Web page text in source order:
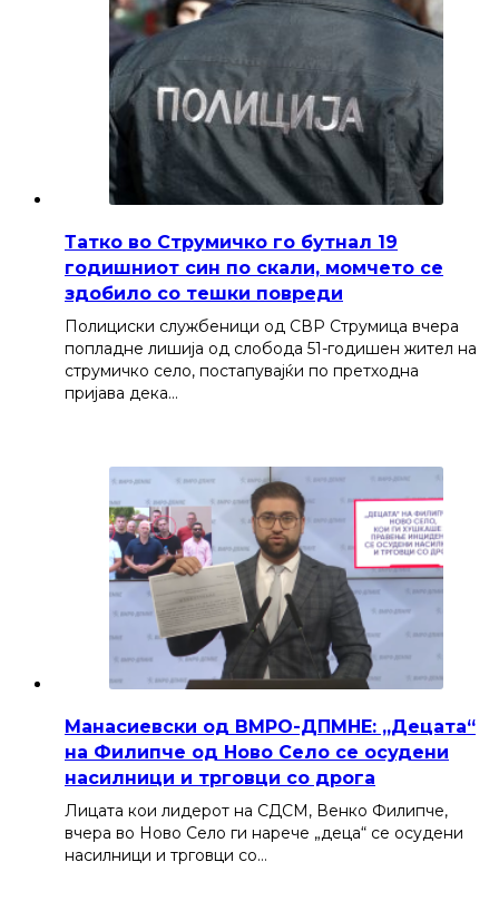
Татко во Струмичко го бутнал 19
годишниот син по скали, момчето се
здобило со тешки повреди
Полициски службеници од СВР Струмица вчера
попладне лишија од слобода 51-годишен жител на
струмичко село, постапувајќи по претходна
пријава дека…
Манасиевски од ВМРО-ДПМНЕ: „Децата“
на Филипче од Ново Село се осудени
насилници и трговци со дрога
Лицата кои лидерот на СДСМ, Венко Филипче,
вчера во Ново Село ги нарече „деца“ се осудени
насилници и трговци со…